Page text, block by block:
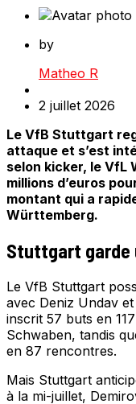
by
Matheo R
2 juillet 2026
Le VfB Stuttgart
attaque et s’est
selon kicker, le VfL
millions d’euros
montant qui a
Württemberg.
Stuttgart garde
Le VfB Stuttgart
avec Deniz Undav
inscrit 57 buts en
Schwaben, tandis
en 87 rencontres.
Mais Stuttgart
à la mi-juillet,